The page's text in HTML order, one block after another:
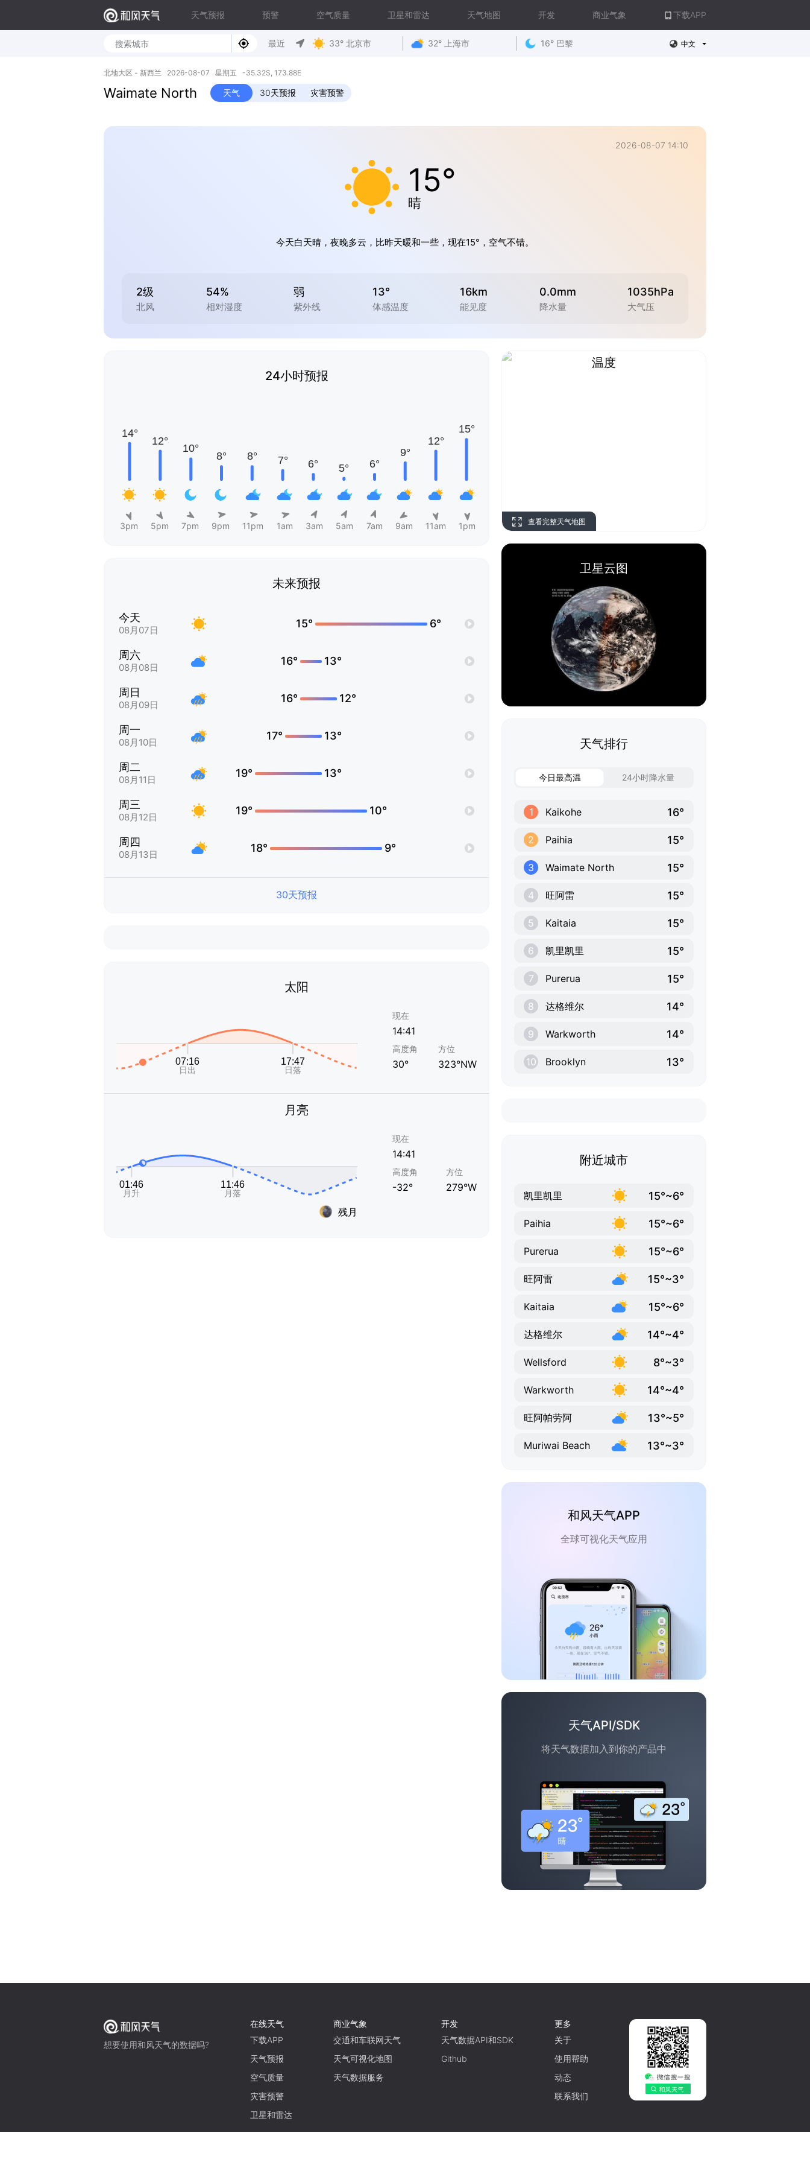
天气预报 预警 空气质量 卫星和雷达 天气地图 开发 商业气象 下载APP
最近 33° 北京市 32° 上海市 16° 巴黎 中文
北地大区 - 新西兰 2026-08-07 星期五 -35.32S, 173.88E
Waimate North 天气 30天预报 灾害预警
2026-08-07 14:10
15°
晴
今天白天晴，夜晚多云，比昨天暖和一些，现在15°，空气不错。
2级
北风
54%
相对湿度
弱
紫外线
13°
体感温度
16km
能见度
0.0mm
降水量
1035hPa
大气压
24小时预报
3pm 5pm 7pm 9pm 11pm 1am 3am 5am 7am 9am 11am 1pm
未来预报
今天
08月07日
15° 6°
周六
08月08日
16° 13°
周日
08月09日
16° 12°
周一
08月10日
17° 13°
周二
08月11日
19° 13°
周三
08月12日
19° 10°
周四
08月13日
18° 9°
30天预报
太阳
现在
14:41
高度角
30°
方位
323°NW
月亮
残月
现在
14:41
高度角
-32°
方位
279°W
温度
查看完整天气地图
卫星云图
天气排行
今日最高温 24小时降水量
1 Kaikohe 16°
2 Paihia 15°
3 Waimate North 15°
4 旺阿雷 15°
5 Kaitaia 15°
6 凯里凯里 15°
7 Purerua 15°
8 达格维尔 14°
9 Warkworth 14°
10 Brooklyn 13°
附近城市
凯里凯里 15°~6°
Paihia 15°~6°
Purerua 15°~6°
旺阿雷 15°~3°
Kaitaia 15°~6°
达格维尔 14°~4°
Wellsford 8°~3°
Warkworth 14°~4°
旺阿帕劳阿 13°~5°
Muriwai Beach 13°~3°
和风天气APP
全球可视化天气应用
天气API/SDK
将天气数据加入到你的产品中
想要使用和风天气的数据吗?
在线天气
下载APP
天气预报
空气质量
灾害预警
卫星和雷达
商业气象
交通和车联网天气
天气可视化地图
天气数据服务
开发
天气数据API和SDK
Github
更多
关于
使用帮助
动态
联系我们